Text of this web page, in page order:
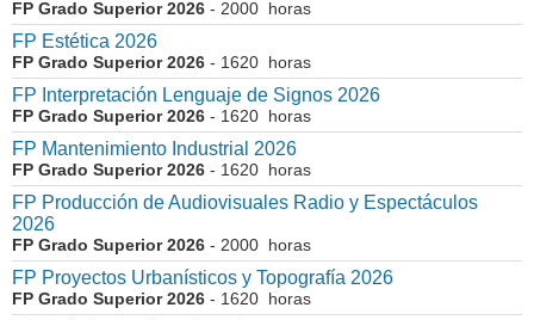
FP Grado Superior 2026 - 2000 horas
FP Estética 2026
FP Grado Superior 2026 - 1620 horas
FP Interpretación Lenguaje de Signos 2026
FP Grado Superior 2026 - 1620 horas
FP Mantenimiento Industrial 2026
FP Grado Superior 2026 - 1620 horas
FP Producción de Audiovisuales Radio y Espectáculos
2026
FP Grado Superior 2026 - 2000 horas
FP Proyectos Urbanísticos y Topografía 2026
FP Grado Superior 2026 - 1620 horas